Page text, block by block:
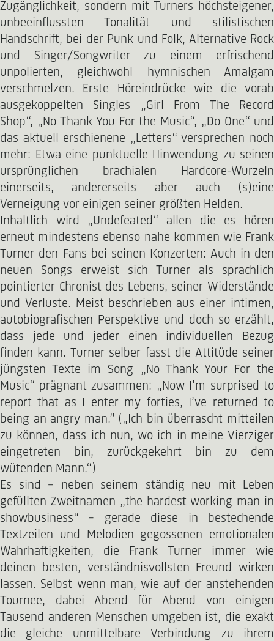
Zugänglichkeit, sondern mit Turners höchsteigener,
unbeeinflussten Tonalität und stilistischen
Handschrift, bei der Punk und Folk, Alternative Rock
und Singer/Songwriter zu einem erfrischend
unpolierten, gleichwohl hymnischen Amalgam
verschmelzen. Erste Höreindrücke wie die vorab
ausgekoppelten Singles „Girl From The Record
Shop“, „No Thank You For the Music“, „Do One“ und
das aktuell erschienene „Letters“ versprechen noch
mehr: Etwa eine punktuelle Hinwendung zu seinen
ursprünglichen brachialen Hardcore-Wurzeln
einerseits, andererseits aber auch (s)eine
Verneigung vor einigen seiner größten Helden.
Inhaltlich wird „Undefeated“ allen die es hören
erneut mindestens ebenso nahe kommen wie Frank
Turner den Fans bei seinen Konzerten: Auch in den
neuen Songs erweist sich Turner als sprachlich
pointierter Chronist des Lebens, seiner Widerstände
und Verluste. Meist beschrieben aus einer intimen,
autobiografischen Perspektive und doch so erzählt,
dass jede und jeder einen individuellen Bezug
finden kann. Turner selber fasst die Attitüde seiner
jüngsten Texte im Song „No Thank Your For the
Music“ prägnant zusammen: „Now I’m surprised to
report that as I enter my forties, I’ve returned to
being an angry man.” („Ich bin überrascht mitteilen
zu können, dass ich nun, wo ich in meine Vierziger
eingetreten bin, zurückgekehrt bin zu dem
wütenden Mann.“)
Es sind – neben seinem ständig neu mit Leben
gefüllten Zweitnamen „the hardest working man in
showbusiness“ – gerade diese in bestechende
Textzeilen und Melodien gegossenen emotionalen
Wahrhaftigkeiten, die Frank Turner immer wie
deinen besten, verständnisvollsten Freund wirken
lassen. Selbst wenn man, wie auf der anstehenden
Tournee, dabei Abend für Abend von einigen
Tausend anderen Menschen umgeben ist, die exakt
die gleiche unmittelbare Verbindung zu ihrem